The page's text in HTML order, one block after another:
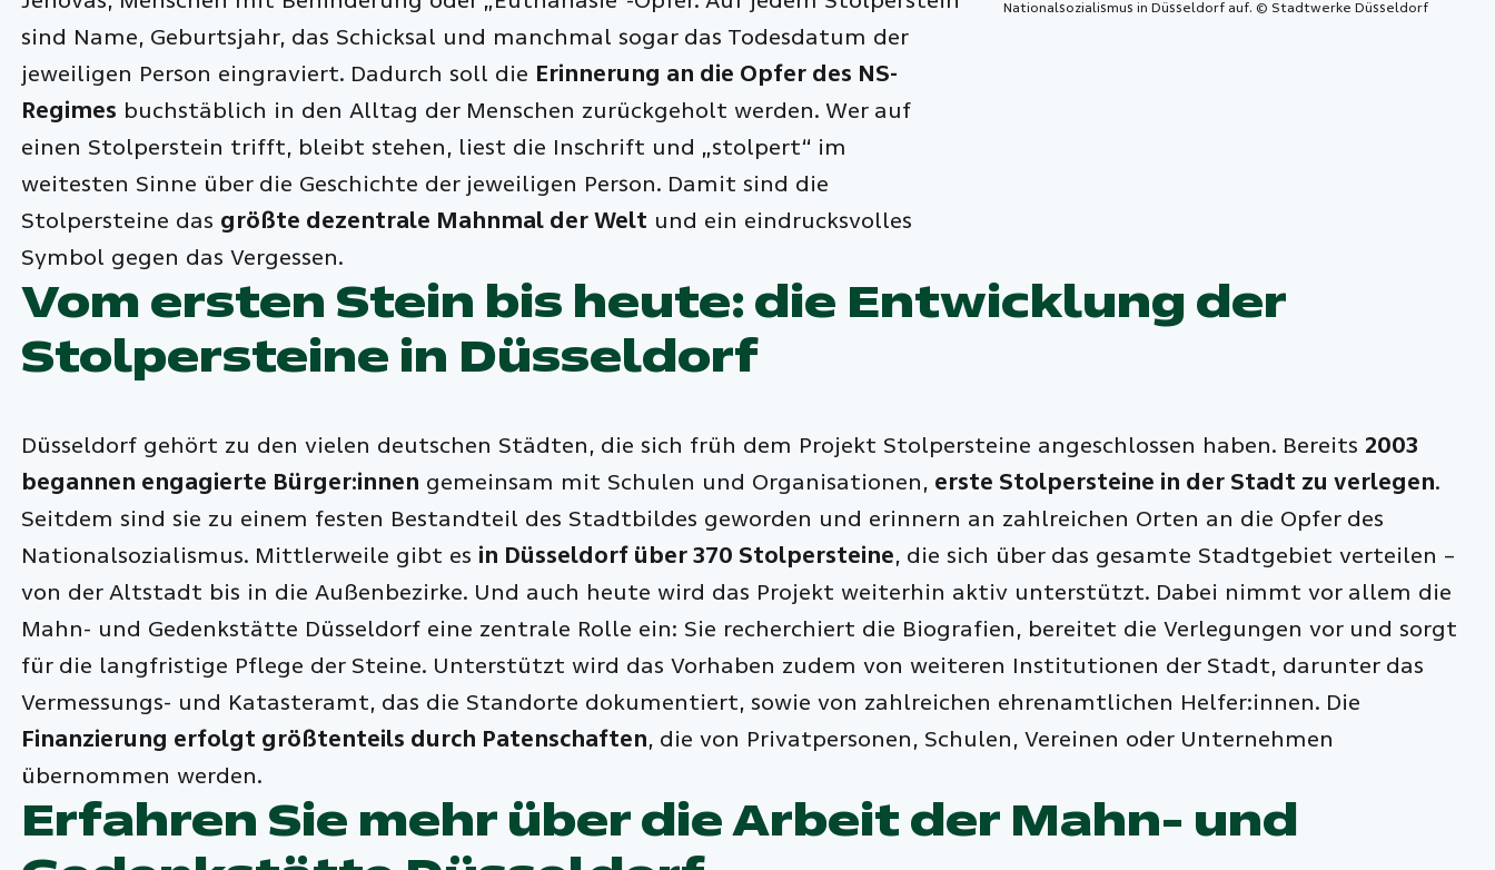
sind Name, Geburtsjahr, das Schicksal und manchmal sogar das Todesdatum der
jeweiligen Person eingraviert. Dadurch soll die Erinnerung an die Opfer des NS-
Regimes buchstäblich in den Alltag der Menschen zurückgeholt werden. Wer auf
einen Stolperstein trifft, bleibt stehen, liest die Inschrift und „stolpert“ im
weitesten Sinne über die Geschichte der jeweiligen Person. Damit sind die
Stolpersteine das größte dezentrale Mahnmal der Welt und ein eindrucksvolles
Symbol gegen das Vergessen.
Nationalsozialismus in Düsseldorf auf. © Stadtwerke Düsseldorf
Vom ersten Stein bis heute: die Entwicklung der
Stolpersteine in Düsseldorf
Düsseldorf gehört zu den vielen deutschen Städten, die sich früh dem Projekt Stolpersteine angeschlossen haben. Bereits 2003
begannen engagierte Bürger:innen gemeinsam mit Schulen und Organisationen, erste Stolpersteine in der Stadt zu verlegen.
Seitdem sind sie zu einem festen Bestandteil des Stadtbildes geworden und erinnern an zahlreichen Orten an die Opfer des
Nationalsozialismus. Mittlerweile gibt es in Düsseldorf über 370 Stolpersteine, die sich über das gesamte Stadtgebiet verteilen –
von der Altstadt bis in die Außenbezirke. Und auch heute wird das Projekt weiterhin aktiv unterstützt. Dabei nimmt vor allem die
Mahn- und Gedenkstätte Düsseldorf eine zentrale Rolle ein: Sie recherchiert die Biografien, bereitet die Verlegungen vor und sorgt
für die langfristige Pflege der Steine. Unterstützt wird das Vorhaben zudem von weiteren Institutionen der Stadt, darunter das
Vermessungs- und Katasteramt, das die Standorte dokumentiert, sowie von zahlreichen ehrenamtlichen Helfer:innen. Die
Finanzierung erfolgt größtenteils durch Patenschaften, die von Privatpersonen, Schulen, Vereinen oder Unternehmen
übernommen werden.
Erfahren Sie mehr über die Arbeit der Mahn- und